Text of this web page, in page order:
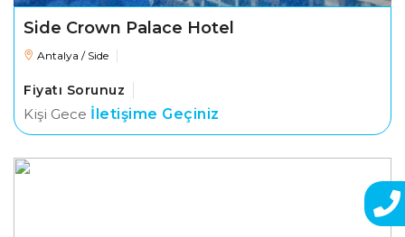
Side Crown Palace Hotel
Antalya / Side
Fiyatı Sorunuz
Kişi Gece İletişime Geçiniz